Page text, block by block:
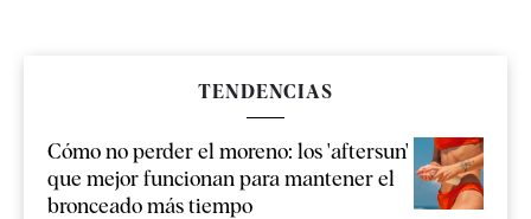
TENDENCIAS
Cómo no perder el moreno: los 'aftersun'
que mejor funcionan para mantener el
bronceado más tiempo